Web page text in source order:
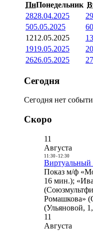
ПнПонедельник
2828.04.2025 29
505.05.2025 6
1212.05.2025 13
1919.05.2025 20
2626.05.2025 27
Сегодня
Сегодня нет
Скоро
11
Августа
11:30- 12:30
Виртуальный
Показ м/ф
16 мин.);
Ромашкова»
(Ульяновой,
11
Августа